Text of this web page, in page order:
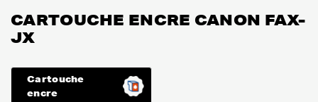
CARTOUCHE ENCRE CANON FAX-
JX
Cartouche
encre